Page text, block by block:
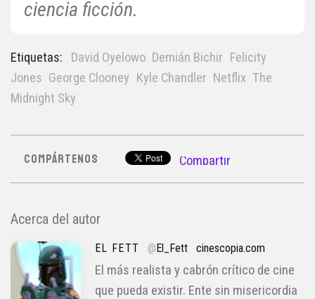
ciencia ficción.
Etiquetas: David Oyelowo Demián Bichir Felicity
Jones George Clooney Kyle Chandler Netflix The
Midnight Sky
COMPÁRTENOS Compartir
Acerca del autor
EL FETT @El_Fett cinescopia.com
El más realista y cabrón crítico de cine
que pueda existir. Ente sin misericordia